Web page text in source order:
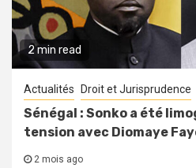
2 min read
Actualités Droit et Jurisprudence
Sénégal : Sonko a été
tension avec Diomaye
2 mois ago